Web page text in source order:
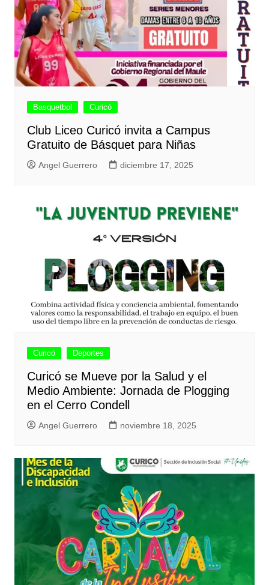
Basquetbol Curicó
Club Liceo Curicó invita a Campus
Gratuito de Básquet para Niñas
Angel Guerrero diciembre 17, 2025
Curicó Deportes
Curicó se Mueve por la Salud y el
Medio Ambiente: Jornada de Plogging
en el Cerro Condell
Angel Guerrero noviembre 18, 2025